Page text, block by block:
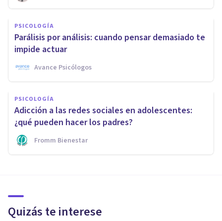
PSICOLOGÍA
Parálisis por análisis: cuando pensar demasiado te
impide actuar
Avance Psicólogos
PSICOLOGÍA
Adicción a las redes sociales en adolescentes:
¿qué pueden hacer los padres?
Fromm Bienestar
Quizás te interese